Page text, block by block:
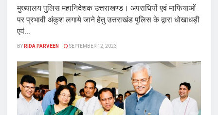
मुख्यालय पुलिस महानिदेशक उत्तराखण्ड। अपराधियों एवं माफियाओं
पर प्रभावी अंकुश लगाये जाने हेतु उत्तराखंड पुलिस के द्वारा धोखाधड़ी
एवं...
BYRIDA PARVEEN SEPTEMBER 12, 2023